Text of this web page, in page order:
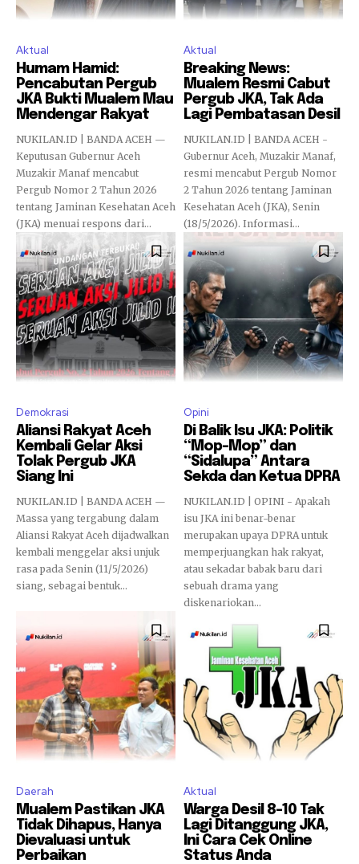
Aktual
Humam Hamid:
Pencabutan Pergub
JKA Bukti Mualem Mau
Mendengar Rakyat
NUKILAN.ID | BANDA ACEH —
Keputusan Gubernur Aceh
Muzakir Manaf mencabut
Pergub Nomor 2 Tahun 2026
tentang Jaminan Kesehatan Aceh
(JKA) menuai respons dari...
Aktual
Breaking News:
Mualem Resmi Cabut
Pergub JKA, Tak Ada
Lagi Pembatasan Desil
NUKILAN.ID | BANDA ACEH -
Gubernur Aceh, Muzakir Manaf,
resmi mencabut Pergub Nomor
2 Tahun 2026 tentang Jaminan
Kesehatan Aceh (JKA), Senin
(18/5/2026). Informasi...
Demokrasi
Aliansi Rakyat Aceh
Kembali Gelar Aksi
Tolak Pergub JKA
Siang Ini
NUKILAN.ID | BANDA ACEH —
Massa yang tergabung dalam
Aliansi Rakyat Aceh dijadwalkan
kembali menggelar aksi unjuk
rasa pada Senin (11/5/2026)
siang, sebagai bentuk...
Opini
Di Balik Isu JKA: Politik
“Mop-Mop” dan
“Sidalupa” Antara
Sekda dan Ketua DPRA
NUKILAN.ID | OPINI - Apakah
isu JKA ini benar-benar
merupakan upaya DPRA untuk
memperjuangkan hak rakyat,
atau sekadar babak baru dari
sebuah drama yang
diskenariokan...
Daerah
Mualem Pastikan JKA
Tidak Dihapus, Hanya
Dievaluasi untuk
Perbaikan
Aktual
Warga Desil 8–10 Tak
Lagi Ditanggung JKA,
Ini Cara Cek Online
Status Anda